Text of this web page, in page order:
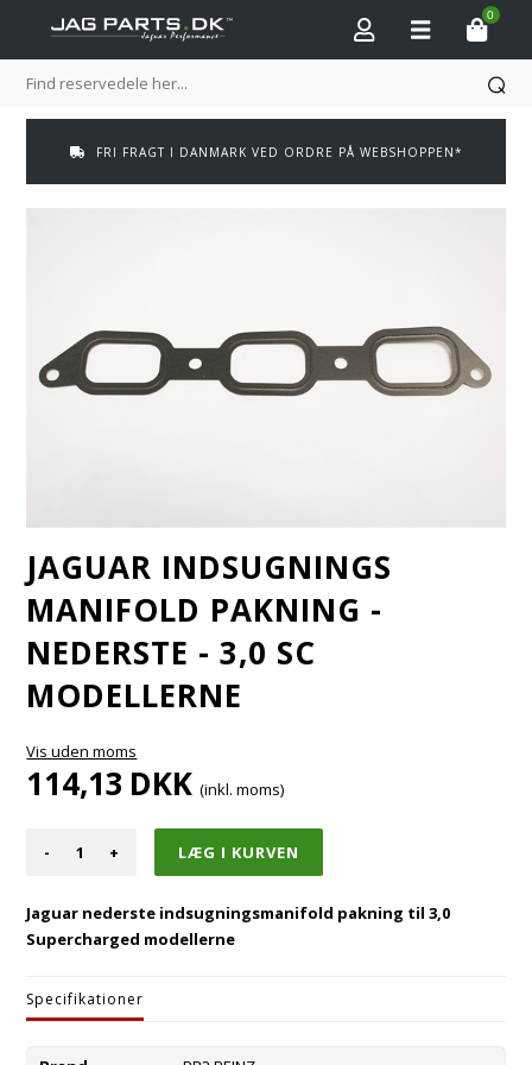
0
FRI FRAGT I DANMARK VED ORDRE PÅ WEBSHOPPEN*
JAGUAR INDSUGNINGS
MANIFOLD PAKNING -
NEDERSTE - 3,0 SC
MODELLERNE
Vis uden moms
114,13 DKK (inkl. moms)
- +
Jaguar nederste indsugningsmanifold pakning til 3,0
Supercharged modellerne
Specifikationer